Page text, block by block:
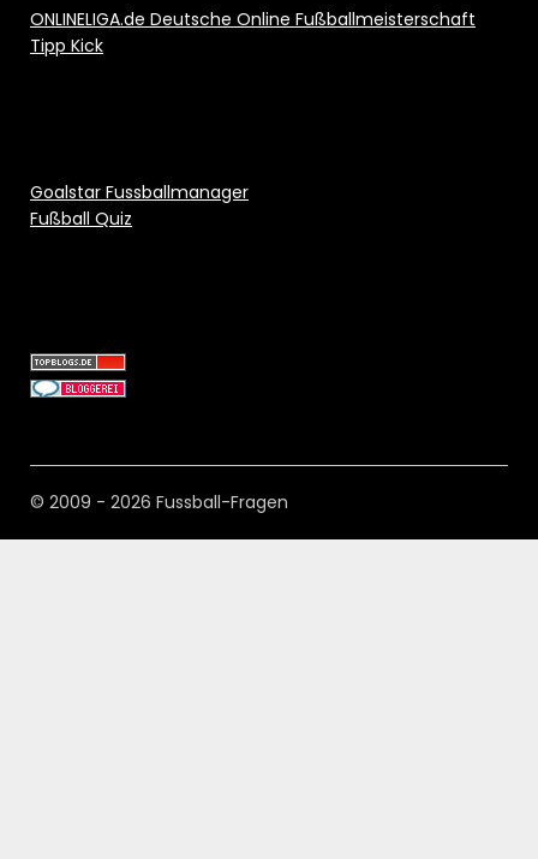
ONLINELIGA.de Deutsche Online Fußballmeisterschaft
Tipp Kick
Goalstar Fussballmanager
Fußball Quiz
© 2009 - 2026 Fussball-Fragen